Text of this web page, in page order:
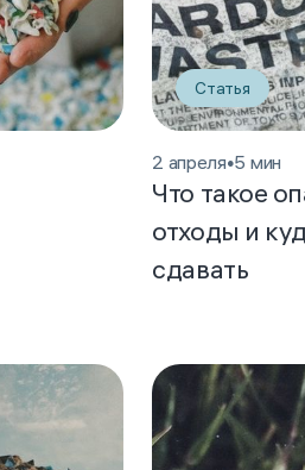
Статья
2 апреля•5 мин
Что такое
отходы и
сдавать